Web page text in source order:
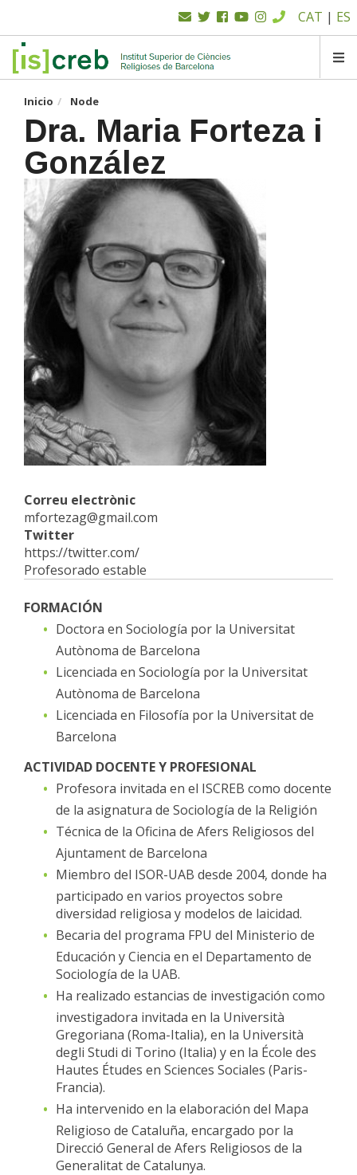
contenido
principal
superior
SK
CAT | ES
Inicio Node
Dra. Maria Forteza i
González
Correu electrònic
mfortezag@gmail.com
Twitter
https://twitter.com/
Profesorado estable
FORMACIÓN
Doctora en Sociología por la Universitat
Autònoma de Barcelona
Licenciada en Sociología por la Universitat
Autònoma de Barcelona
Licenciada en Filosofía por la Universitat de
Barcelona
ACTIVIDAD DOCENTE Y PROFESIONAL
Profesora invitada en el ISCREB como docente
de la asignatura de Sociología de la Religión
Técnica de la Oficina de Afers Religiosos del
Ajuntament de Barcelona
Miembro del ISOR-UAB desde 2004, donde ha
participado en varios proyectos sobre
diversidad religiosa y modelos de laicidad.
Becaria del programa FPU del Ministerio de
Educación y Ciencia en el Departamento de
Sociología de la UAB.
Ha realizado estancias de investigación como
investigadora invitada en la Università
Gregoriana (Roma-Italia), en la Università
degli Studi di Torino (Italia) y en la École des
Hautes Études en Sciences Sociales (Paris-
Francia).
Ha intervenido en la elaboración del Mapa
Religioso de Cataluña, encargado por la
Direcció General de Afers Religiosos de la
Generalitat de Catalunya.